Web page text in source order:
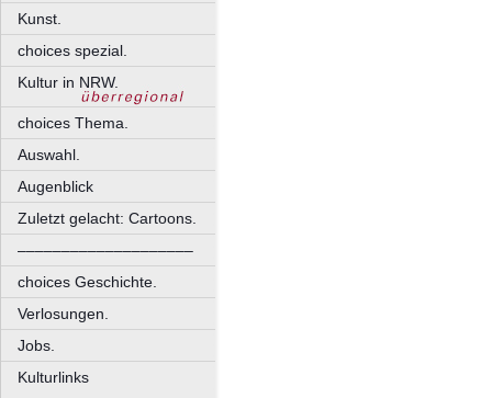
Kunst.
choices spezial.
Kultur in NRW.
choices Thema.
Auswahl.
Augenblick
Zuletzt gelacht: Cartoons.
––––––––––––––––––––
choices Geschichte.
Verlosungen.
Jobs.
Kulturlinks